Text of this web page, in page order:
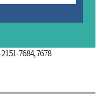
7684, 7678